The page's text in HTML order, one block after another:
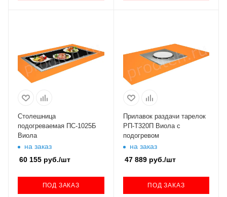
Столешница
подогреваемая ПС-1025Б
Виола
на заказ
60 155 руб./шт
ПОД ЗАКАЗ
Прилавок раздачи тарелок
РП-Т320П Виола с
подогревом
на заказ
47 889руб./шт
ПОД ЗАКАЗ